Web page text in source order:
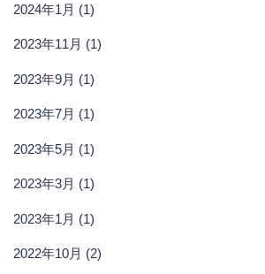
2024年1月 (1)
2023年11月 (1)
2023年9月 (1)
2023年7月 (1)
2023年5月 (1)
2023年3月 (1)
2023年1月 (1)
2022年10月 (2)